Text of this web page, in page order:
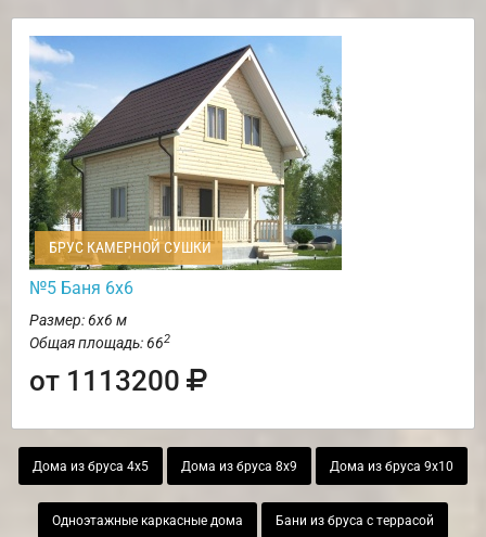
БРУС КАМЕРНОЙ СУШКИ
№5 Баня 6х6
Размер: 6х6 м
Общая площадь: 662
от 1113200
Дома из бруса 4х5 Дома из бруса 8х9 Дома из бруса 9х10
Одноэтажные каркасные дома Бани из бруса с террасой